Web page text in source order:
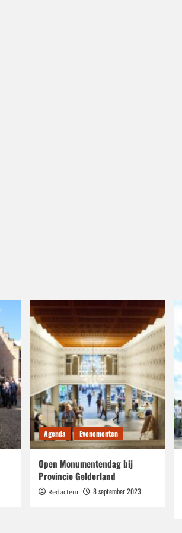
Agenda Evenementen
Open Monumentendag bij
Provincie Gelderland
Redacteur 8 september 2023